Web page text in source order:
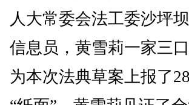
人大常委会法工委沙坪
信息员，黄雪莉一家三
为本次法典草案上报了